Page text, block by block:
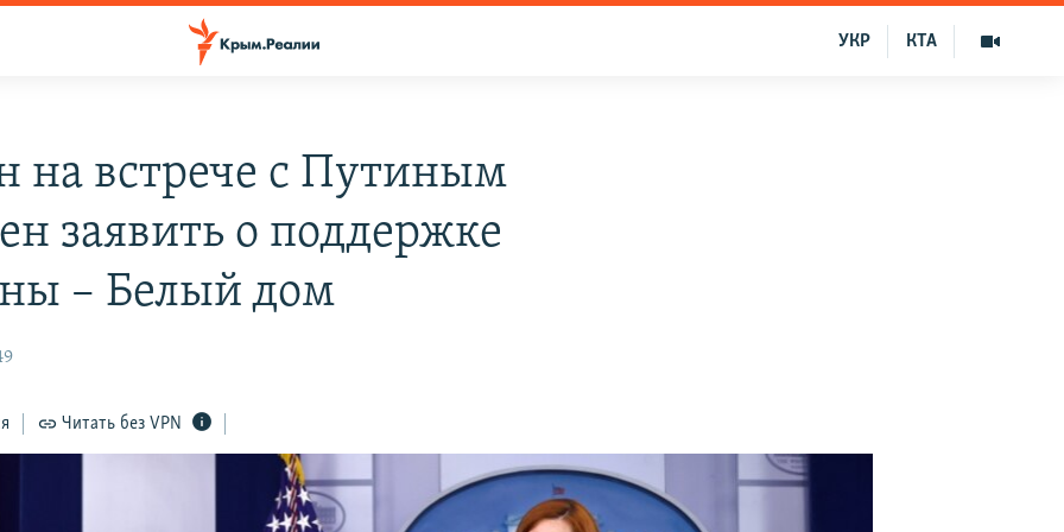
КТА
УКР
на встрече с Путиным
заявить о поддержке
– Белый дом
Читать без VPN